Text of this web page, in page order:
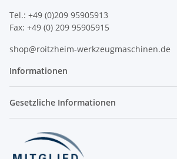
Tel.: +49 (0)209 95905913
Fax: +49 (0) 209 95905915
shop@roitzheim-werkzeugmaschinen.de
Informationen
Gesetzliche Informationen